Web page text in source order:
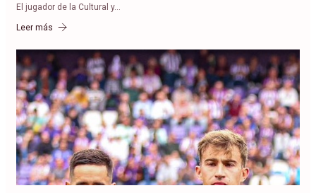
El jugador de la Cultural y…
Leer más